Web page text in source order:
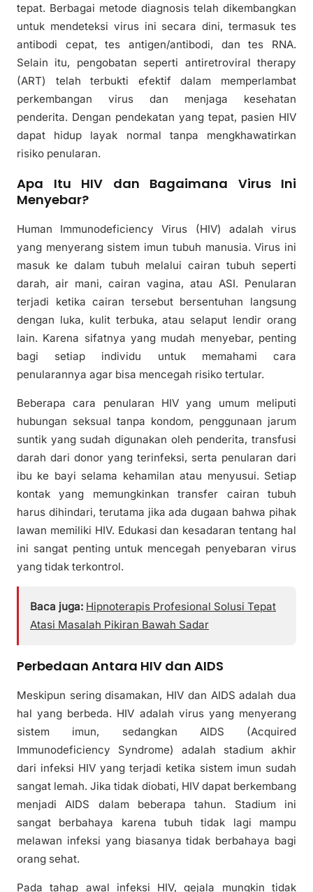
tepat. Berbagai metode diagnosis telah dikembangkan
untuk mendeteksi virus ini secara dini, termasuk tes
antibodi cepat, tes antigen/antibodi, dan tes RNA.
Selain itu, pengobatan seperti antiretroviral therapy
(ART) telah terbukti efektif dalam memperlambat
perkembangan virus dan menjaga kesehatan
penderita. Dengan pendekatan yang tepat, pasien HIV
dapat hidup layak normal tanpa mengkhawatirkan
risiko penularan.
Apa Itu HIV dan Bagaimana Virus Ini
Menyebar?
Human Immunodeficiency Virus (HIV) adalah virus
yang menyerang sistem imun tubuh manusia. Virus ini
masuk ke dalam tubuh melalui cairan tubuh seperti
darah, air mani, cairan vagina, atau ASI. Penularan
terjadi ketika cairan tersebut bersentuhan langsung
dengan luka, kulit terbuka, atau selaput lendir orang
lain. Karena sifatnya yang mudah menyebar, penting
bagi setiap individu untuk memahami cara
penularannya agar bisa mencegah risiko tertular.
Beberapa cara penularan HIV yang umum meliputi
hubungan seksual tanpa kondom, penggunaan jarum
suntik yang sudah digunakan oleh penderita, transfusi
darah dari donor yang terinfeksi, serta penularan dari
ibu ke bayi selama kehamilan atau menyusui. Setiap
kontak yang memungkinkan transfer cairan tubuh
harus dihindari, terutama jika ada dugaan bahwa pihak
lawan memiliki HIV. Edukasi dan kesadaran tentang hal
ini sangat penting untuk mencegah penyebaran virus
yang tidak terkontrol.
Baca juga: Hipnoterapis Profesional Solusi Tepat
Atasi Masalah Pikiran Bawah Sadar
Perbedaan Antara HIV dan AIDS
Meskipun sering disamakan, HIV dan AIDS adalah dua
hal yang berbeda. HIV adalah virus yang menyerang
sistem imun, sedangkan AIDS (Acquired
Immunodeficiency Syndrome) adalah stadium akhir
dari infeksi HIV yang terjadi ketika sistem imun sudah
sangat lemah. Jika tidak diobati, HIV dapat berkembang
menjadi AIDS dalam beberapa tahun. Stadium ini
sangat berbahaya karena tubuh tidak lagi mampu
melawan infeksi yang biasanya tidak berbahaya bagi
orang sehat.
Pada tahap awal infeksi HIV, gejala mungkin tidak